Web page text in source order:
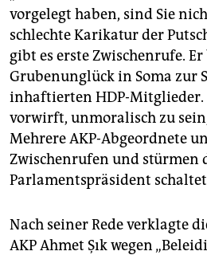
vorgelegt haben, sind Sie
schlechte Karikatur der
gibt es erste Zwischenrufe.
Grubenunglück in Soma zur
inhaftierten HDP-Mitglieder.
vorwirft, unmoralisch zu
Mehrere AKP-Abgeordnete
Zwischenrufen und stürmen
Parlamentspräsident
Nach seiner Rede verklagte
AKP Ahmet Şık wegen